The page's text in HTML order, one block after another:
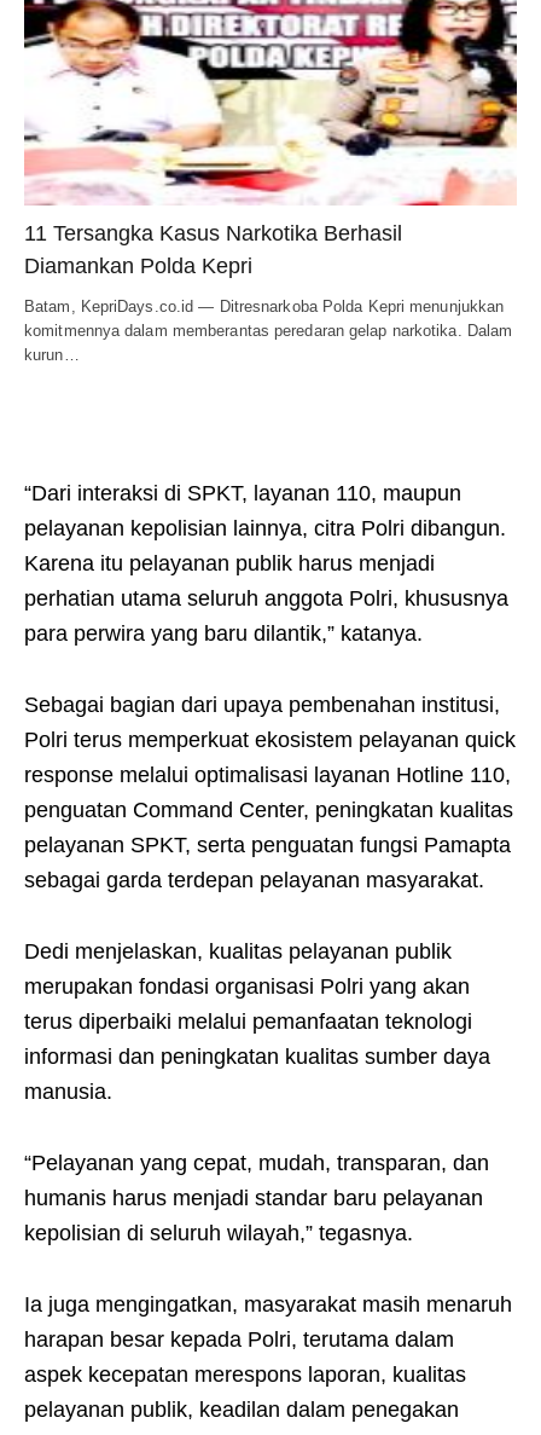
11 Tersangka Kasus Narkotika Berhasil
Diamankan Polda Kepri
Batam, KepriDays.co.id — Ditresnarkoba Polda Kepri menunjukkan
komitmennya dalam memberantas peredaran gelap narkotika. Dalam
kurun…
“Dari interaksi di SPKT, layanan 110, maupun
pelayanan kepolisian lainnya, citra Polri dibangun.
Karena itu pelayanan publik harus menjadi
perhatian utama seluruh anggota Polri, khususnya
para perwira yang baru dilantik,” katanya.
Sebagai bagian dari upaya pembenahan institusi,
Polri terus memperkuat ekosistem pelayanan quick
response melalui optimalisasi layanan Hotline 110,
penguatan Command Center, peningkatan kualitas
pelayanan SPKT, serta penguatan fungsi Pamapta
sebagai garda terdepan pelayanan masyarakat.
Dedi menjelaskan, kualitas pelayanan publik
merupakan fondasi organisasi Polri yang akan
terus diperbaiki melalui pemanfaatan teknologi
informasi dan peningkatan kualitas sumber daya
manusia.
“Pelayanan yang cepat, mudah, transparan, dan
humanis harus menjadi standar baru pelayanan
kepolisian di seluruh wilayah,” tegasnya.
Ia juga mengingatkan, masyarakat masih menaruh
harapan besar kepada Polri, terutama dalam
aspek kecepatan merespons laporan, kualitas
pelayanan publik, keadilan dalam penegakan